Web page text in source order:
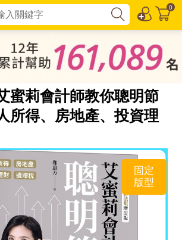
0
蜜莉會計師教你聰明節
所得、房地產、投資理
固定
版型